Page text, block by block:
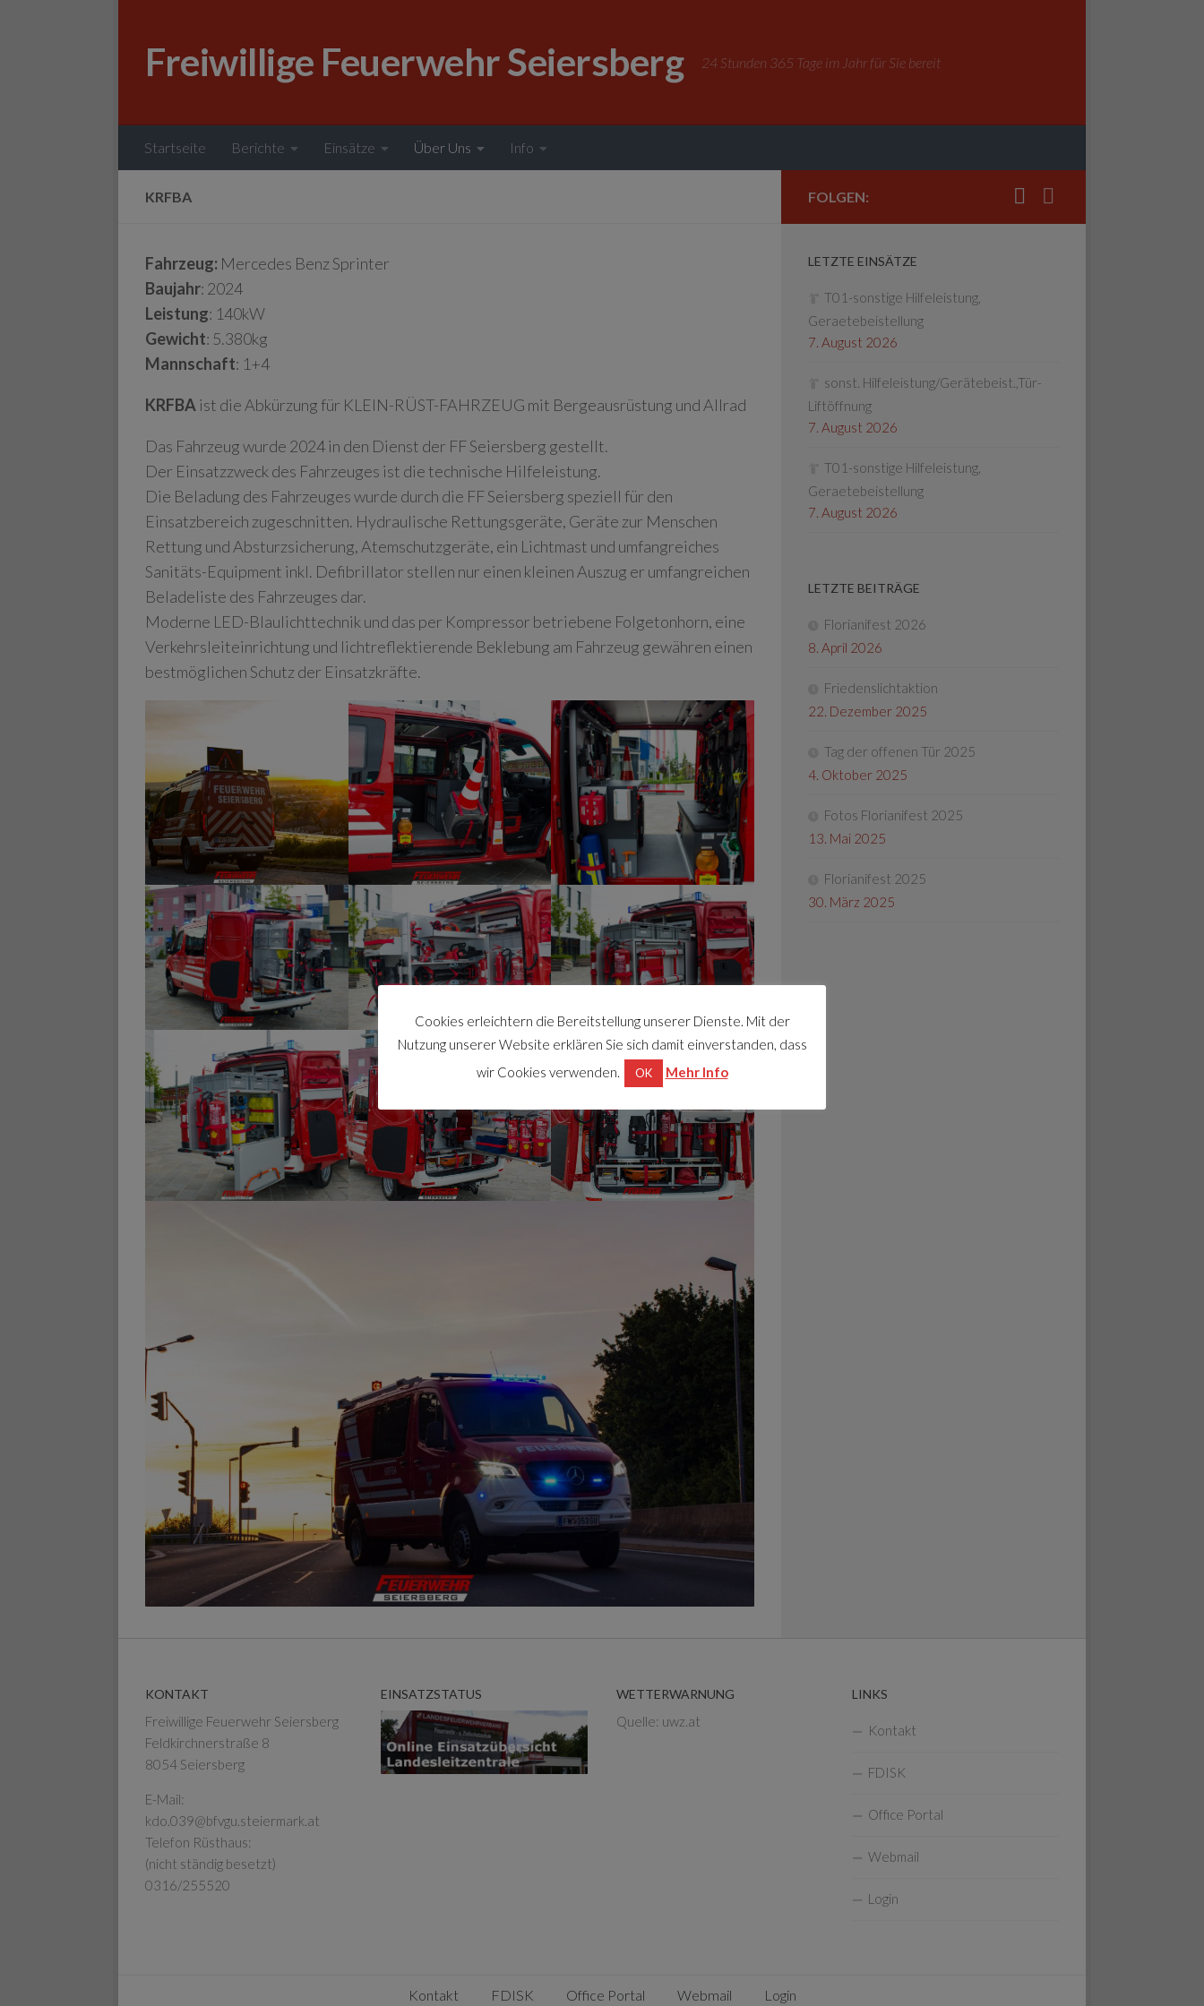
Freiwillige Feuerwehr Seiersberg 24 Stunden 365 Tage im Jahr für Sie bereit
Startseite Berichte Einsätze Über Uns Info
KRFBA
Fahrzeug: Mercedes Benz Sprinter
Baujahr: 2024
Leistung: 140kW
Gewicht: 5.380kg
Mannschaft: 1+4
KRFBA ist die Abkürzung für KLEIN-RÜST-FAHRZEUG mit Bergeausrüstung und Allrad
Das Fahrzeug wurde 2024 in den Dienst der FF Seiersberg gestellt.
Der Einsatzzweck des Fahrzeuges ist die technische Hilfeleistung.
Die Beladung des Fahrzeuges wurde durch die FF Seiersberg speziell für den
Einsatzbereich zugeschnitten. Hydraulische Rettungsgeräte, Geräte zur Menschen
Rettung und Absturzsicherung, Atemschutzgeräte, ein Lichtmast und umfangreiches
Sanitäts-Equipment inkl. Defibrillator stellen nur einen kleinen Auszug er umfangreichen
Beladeliste des Fahrzeuges dar.
Moderne LED-Blaulichttechnik und das per Kompressor betriebene Folgetonhorn, eine
Verkehrsleiteinrichtung und lichtreflektierende Beklebung am Fahrzeug gewähren einen
bestmöglichen Schutz der Einsatzkräfte.
FOLGEN:
LETZTE EINSÄTZE
T01-sonstige Hilfeleistung,
Geraetebeistellung
7. August 2026
sonst. Hilfeleistung/Gerätebeist.,Tür-
Liftöffnung
7. August 2026
T01-sonstige Hilfeleistung,
Geraetebeistellung
7. August 2026
LETZTE BEITRÄGE
Florianifest 2026
8. April 2026
Friedenslichtaktion
22. Dezember 2025
Tag der offenen Tür 2025
4. Oktober 2025
Fotos Florianifest 2025
13. Mai 2025
Florianifest 2025
30. März 2025
KONTAKT
Freiwillige Feuerwehr Seiersberg
Feldkirchnerstraße 8
8054 Seiersberg
E-Mail:
kdo.039@bfvgu.steiermark.at
Telefon Rüsthaus:
(nicht ständig besetzt)
0316/255520
EINSATZSTATUS WETTERWARNUNG
Quelle: uwz.at
LINKS
Kontakt
FDISK
Office Portal
Webmail
Login
Kontakt FDISK Office Portal Webmail Login
Cookies erleichtern die Bereitstellung unserer Dienste. Mit der
Nutzung unserer Website erklären Sie sich damit einverstanden, dass
wir Cookies verwenden.
OK Mehr Info